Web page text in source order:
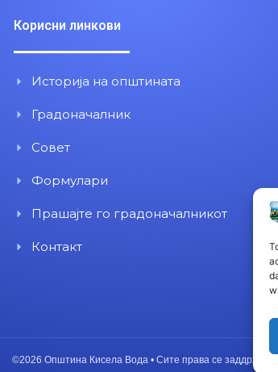
Корисни линкови
Историја на општината
Градоначалник
Совет
Формулари
Прашајте го градоначалникот
Контакт
©2026 Општина Кисела Вода • Сите права се заддржани